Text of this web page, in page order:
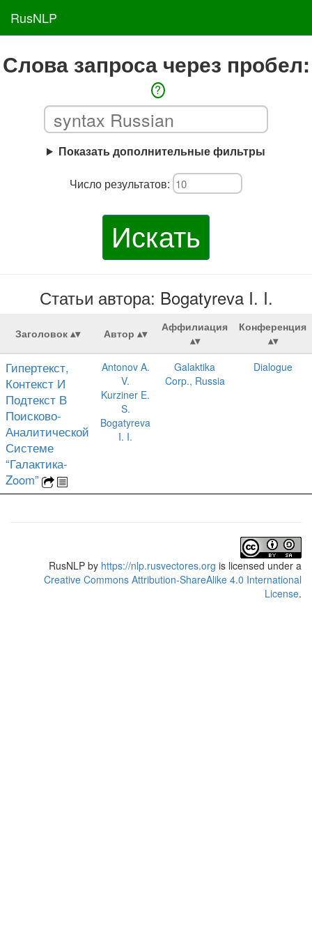
RusNLP
Слова запроса через пробел:
?
Показать дополнительные фильтры
Число результатов:
Искать
Статьи автора: Bogatyreva I. I.
Заголовок Автор Аффилиация Конференция
Гипертекст,
Контекст И
Подтекст В
Поисково-
Аналитической
Системе
“Галактика-
Zoom”
Antonov A.
V.
Kurziner E.
S.
Bogatyreva
I. I.
Galaktika
Corp., Russia
Dialogue
RusNLP by https://nlp.rusvectores.org is licensed under a
Creative Commons Attribution-ShareAlike 4.0 International
License.